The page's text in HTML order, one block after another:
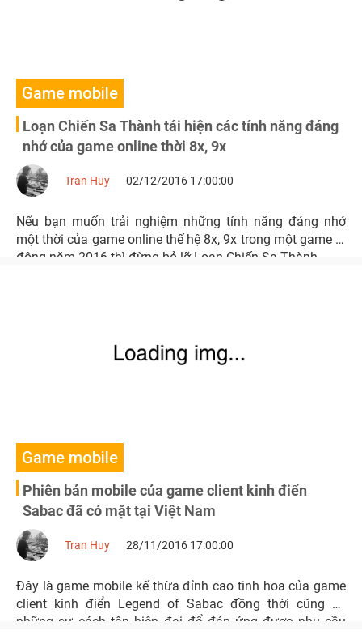
Game mobile
Loạn Chiến Sa Thành tái hiện các tính năng đáng
nhớ của game online thời 8x, 9x
Tran Huy 02/12/2016 17:00:00
Nếu bạn muốn trải nghiệm những tính năng đáng nhớ
một thời của game online thế hệ 8x, 9x trong một game di
động năm 2016 thì đừng bỏ lỡ Loạn Chiến Sa Thành.
Game mobile
Phiên bản mobile của game client kinh điển
Sabac đã có mặt tại Việt Nam
Tran Huy 28/11/2016 17:00:00
Đây là game mobile kế thừa đỉnh cao tinh hoa của game
client kinh điển Legend of Sabac đồng thời cũng có
những sự cách tân hiện đại để đáp ứng được nhu cầu